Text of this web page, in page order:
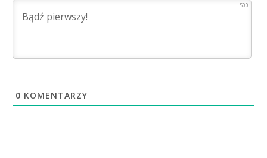
500
0 KOMENTARZY